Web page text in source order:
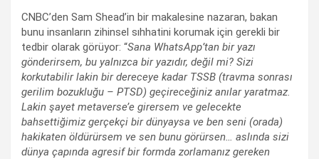
CNBC’den Sam Shead’in bir makalesine nazaran, bakan
bunu insanların zihinsel sıhhatini korumak için gerekli bir
tedbir olarak görüyor: “Sana WhatsApp’tan bir yazı
gönderirsem, bu yalnızca bir yazıdır, değil mi? Sizi
korkutabilir lakin bir dereceye kadar TSSB (travma sonrası
gerilim bozukluğu – PTSD) geçireceğiniz anılar yaratmaz.
Lakin şayet metaverse’e girersem ve gelecekte
bahsettiğimiz gerçekçi bir dünyaysa ve ben seni (orada)
hakikaten öldürürsem ve sen bunu görürsen… aslında sizi
dünya çapında agresif bir formda zorlamanız gereken